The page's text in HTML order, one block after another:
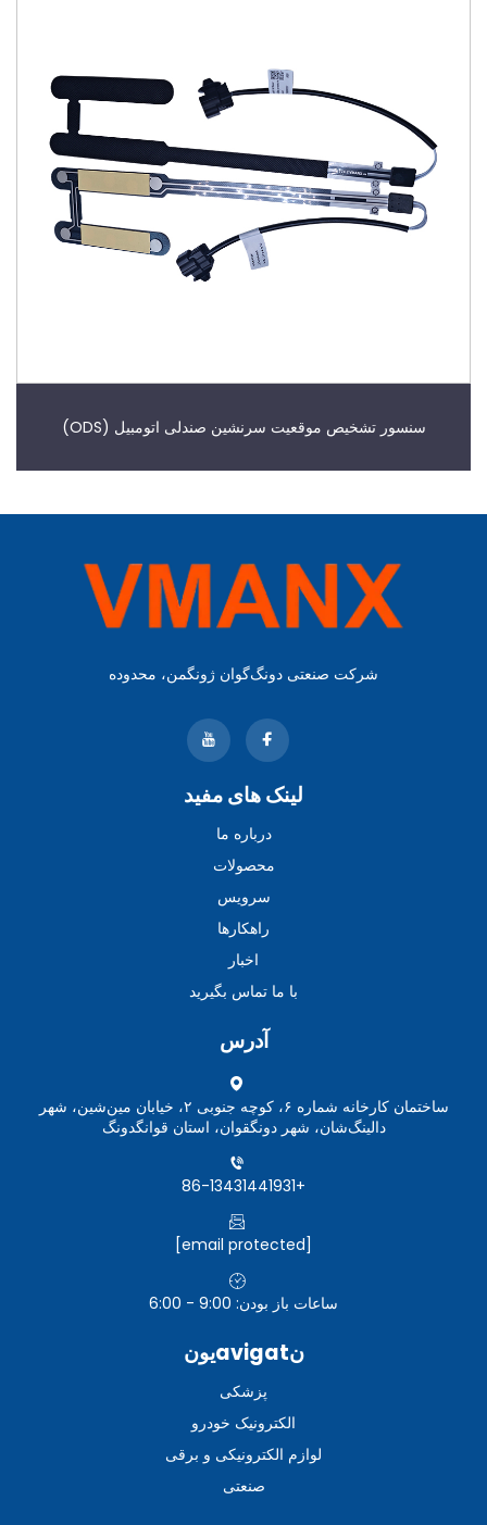
سنسور تشخیص موقعیت سرنشین صندلی اتومبیل (ODS)
شرکت صنعتی دونگ‌گوان ژونگمن، محدوده
لینک های مفید
درباره ما
محصولات
سرویس
راهکارها
اخبار
با ما تماس بگیرید
آدرس
ساختمان کارخانه شماره ۶، کوچه جنوبی ۲، خیابان مین‌شین، شهر
دالینگ‌شان، شهر دونگقوان، استان قوانگدونگ
ساعات باز بودن: 9:00 - 6:00
پزشکی
الکترونیک خودرو
لوازم الکترونیکی و برقی
صنعتی